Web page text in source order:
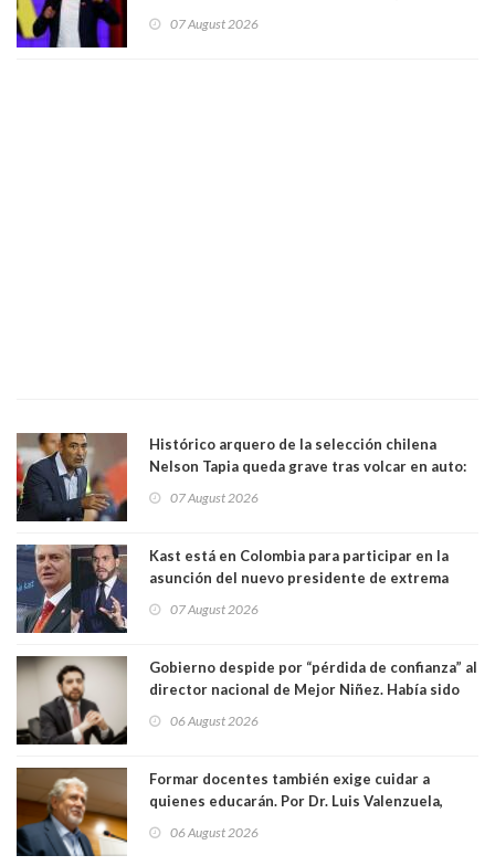
forma de quitar dignidad"
07 August 2026
Histórico arquero de la selección chilena
Nelson Tapia queda grave tras volcar en auto:
07 August 2026
Kast está en Colombia para participar en la
asunción del nuevo presidente de extrema
07 August 2026
Gobierno despide por “pérdida de confianza” al
director nacional de Mejor Niñez. Había sido
06 August 2026
Formar docentes también exige cuidar a
quienes educarán. Por Dr. Luis Valenzuela,
Académicos U. Católica Silva Henríquez
06 August 2026